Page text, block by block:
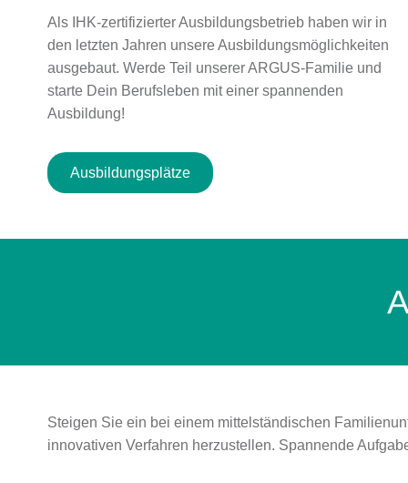
Als IHK-zertifizierter Ausbildungsbetrieb haben wir in
den letzten Jahren unsere Ausbildungsmöglichkeiten
ausgebaut. Werde Teil unserer ARGUS-Familie und
starte Dein Berufsleben mit einer spannenden
Ausbildung!
Ausbildungsplätze
Steigen Sie ein bei einem mittelständischen
innovativen Verfahren herzustellen. Spannende